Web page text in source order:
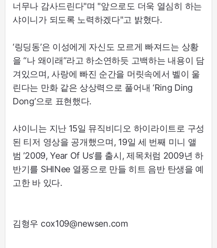
너무나 감사드린다"며 "앞으로도 더욱 열심히 하는
샤이니가 되도록 노력하겠다"고 밝혔다.
‘링딩동’은 이성에게 자신도 모르게 빠져드는 상황
을 “나 왜이래”라고 하소연하듯 고백하는 내용이 담
겨있으며, 사랑에 빠진 순간을 머릿속에서 벨이 울
린다는 만화 같은 상상력으로 풀어내 ‘Ring Ding
Dong’으로 표현했다.
샤이니는 지난 15일 뮤직비디오 하이라이트로 구성
된 티저 영상을 공개했으며, 19일 세 번째 미니 앨
범 ’2009, Year Of Us’를 출시, 제목처럼 2009년 하
반기를 SHINee 열풍으로 만들 히트 음반 탄생을 예
고한 바 있다.
김형우 cox109@newsen.com